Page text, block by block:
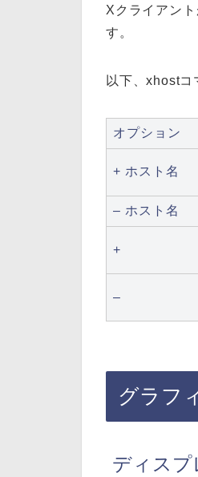
Xクライアン
す。
以下、xhostコ
オプション
+ ホスト名
– ホスト名
+
–
グラフ
ディスプ